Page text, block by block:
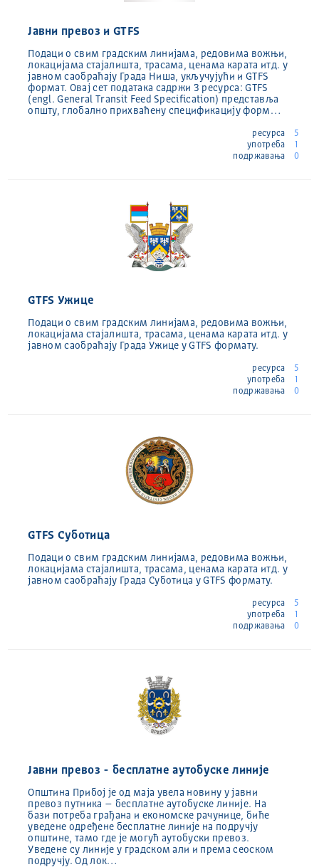
Јавни превоз и GTFS
Подаци о свим градским линијама, редовима вожњи,
локацијама стајалишта, трасама, ценама карата итд. у
јавном саобраћају Града Ниша, укључујући и GTFS
формат. Овај сет података садржи 3 ресурса: GTFS
(engl. General Transit Feed Specification) представља
општу, глобално прихваћену спецификацију форм…
ресурса
5
употреба
1
подржавања
0
GTFS Ужице
Подаци о свим градским линијама, редовима вожњи,
локацијама стајалишта, трасама, ценама карата итд. у
јавном саобраћају Града Ужице у GTFS формату.
ресурса
5
употреба
1
подржавања
0
GTFS Суботица
Подаци о свим градским линијама, редовима вожњи,
локацијама стајалишта, трасама, ценама карата итд. у
јавном саобраћају Града Суботица у GTFS формату.
ресурса
5
употреба
1
подржавања
0
Јавни превоз - бесплатне аутобуске линије
Општина Прибој је од маја увела новину у јавни
превоз путника – бесплатне аутобуске линије. На
бази потреба грађана и економске рачунице, биће
уведене одређене бесплатне линије на подручју
општине, тамо где је могућ аутобуски превоз.
Уведене су линије у градском али и према сеоском
подручју. Од лок…